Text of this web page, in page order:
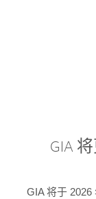
GIA
GIA 将于